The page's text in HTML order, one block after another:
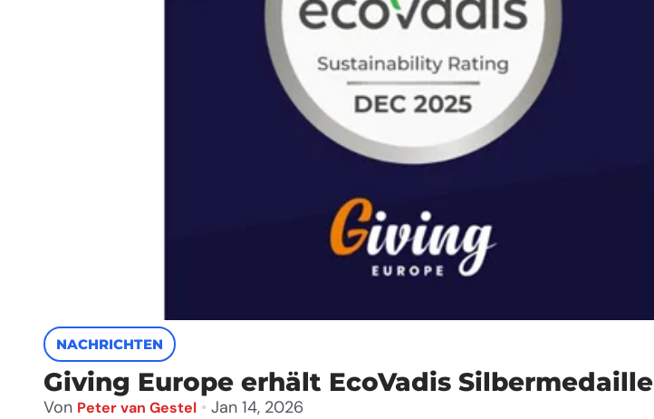
NACHRICHTEN
Giving Europe erhält EcoVadis Silbermedaille
Von Peter van Gestel • Jan 14, 2026